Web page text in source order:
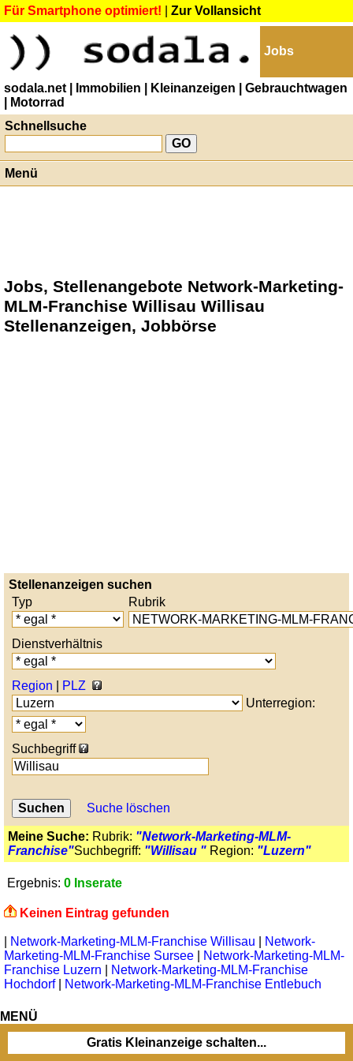
Für Smartphone optimiert! Zur Vollansicht
Jobs
sodala.net | Immobilien | Kleinanzeigen
| Gebrauchtwagen
| Motorrad
Schnellsuche
Menü
Jobs, Stellenangebote Network-Marketing-
MLM-Franchise Willisau Willisau
Stellenanzeigen, Jobbörse
Stellenanzeigen suchen
Typ
Rubrik
Dienstverhältnis
Region
PLZ
Unterregion:
Suchbegriff
Suche löschen
Meine Suche: Rubrik: "Network-Marketing-MLM-
Franchise"Suchbegriff: "Willisau " Region: "Luzern"
Ergebnis: 0 Inserate
Keinen Eintrag gefunden
Network-Marketing-MLM-Franchise Willisau
Network-
Marketing-MLM-Franchise Sursee
Network-Marketing-MLM-
Franchise Luzern
Network-Marketing-MLM-Franchise
Hochdorf| Network-Marketing-MLM-Franchise Entlebuch
MENÜ
Gratis Kleinanzeige schalten...